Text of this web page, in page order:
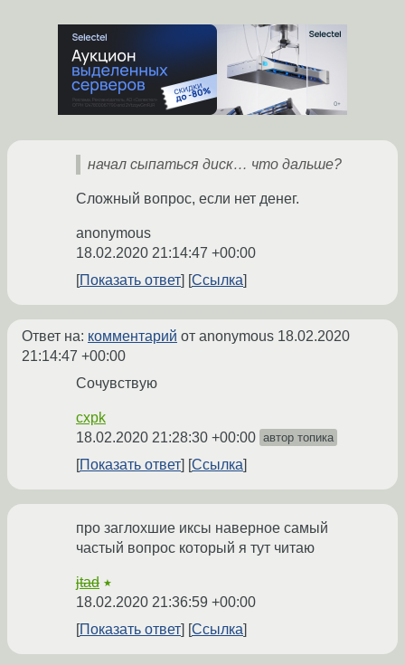
начал сыпаться диск… что дальше?
Сложный вопрос, если нет денег.
anonymous
18.02.2020 21:14:47 +00:00
Показать ответ
Ссылка
Ответ на: комментарий от anonymous 18.02.2020
21:14:47 +00:00
Сочувствую
cxpk
18.02.2020 21:28:30 +00:00 автор топика
Показать ответ Ссылка
про заглохшие иксы наверное самый
частый вопрос который я тут читаю
jtad ★
18.02.2020 21:36:59 +00:00
Показать ответ
Ссылка